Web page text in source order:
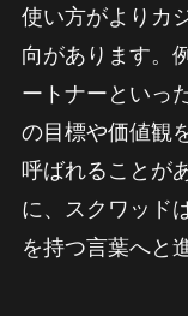
使い方がよりカ
向があります。
ートナーといっ
の目標や価値観
呼ばれることが
に、スクワッド
を持つ言葉へと